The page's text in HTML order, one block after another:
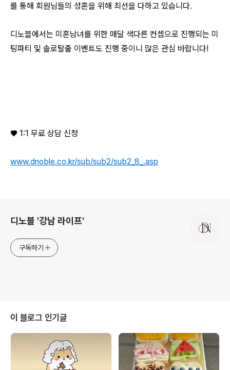
를 통해 회원님들의 성혼을 위해 최선을 다하고 있습니다.
디노블에서는 미혼남녀를 위한 매달 색다른 컨셉으로 진행되는 미
팅파티 및 솔로탈출 이벤트도 진행 중이니 많은 관심 바랍니다!
♥ 1:1 무료 상담 신청
www.dnoble.co.kr/sub/sub2/sub2_8_.asp
디노블 '강남 라이프'
구독하기
이 블로그 인기글